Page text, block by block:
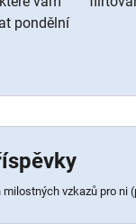
pondělní
vzkazů pro ni